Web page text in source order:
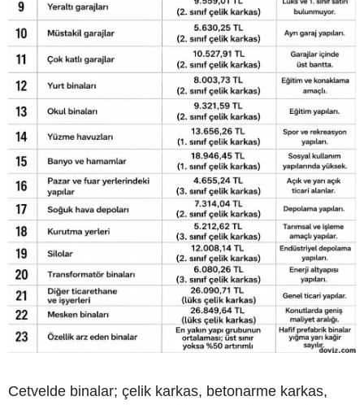
Cetvelde binalar; çelik karkas, betonarme karkas,